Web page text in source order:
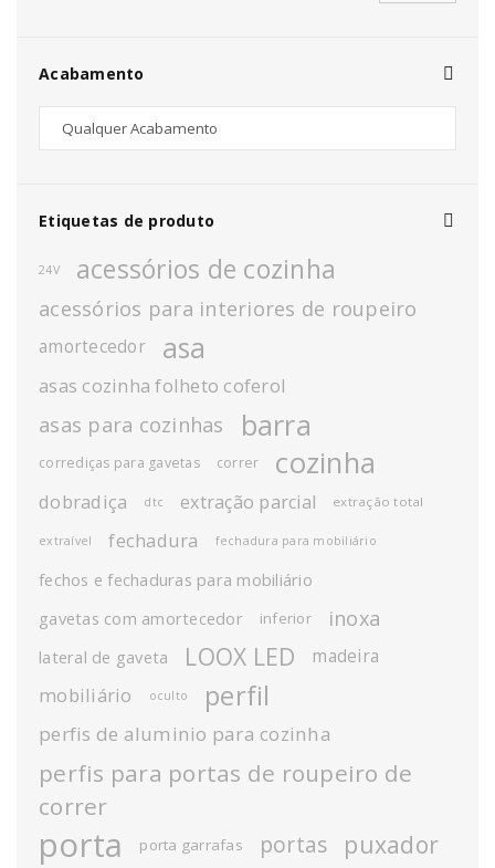
Acabamento
Etiquetas de produto
24V acessórios de cozinha
acessórios para interiores de roupeiro
amortecedor asa
asas cozinha folheto coferol
asas para cozinhas barra
corrediças para gavetas correr cozinha
dobradiça dtc extração parcial extração total
extraível fechadura fechadura para mobiliário
fechos e fechaduras para mobiliário
gavetas com amortecedor
inferior inoxa
lateral de gaveta LOOX LED madeira
mobiliário oculto perfil
perfis de aluminio para cozinha
perfis para portas de roupeiro de
correr
porta porta garrafas portas puxador